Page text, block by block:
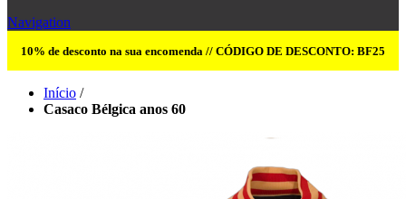
Navigation
10% de desconto na sua encomenda // CÓDIGO DE DESCONTO: BF25
Início /
Casaco Bélgica anos 60